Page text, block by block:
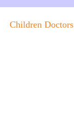
Children Doctors